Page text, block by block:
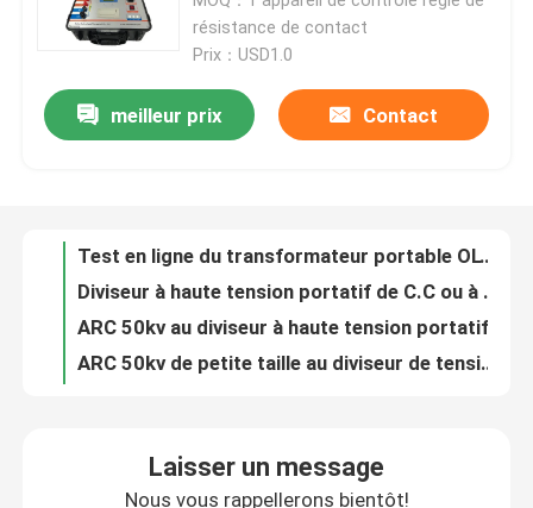
À propos de nous
Visite de l'usine
Nous contacter
Matériel d'essai au feu
résistance de contact
Prix：USD1.0
meilleur prix Contact
Test en ligne du transformateur portable OLTC sur charge
Le meilleur essayeur de tension claque d'huile de transformateur des prix 100kv de Bdv-II
Appareil de contrôle fiable 60kv 80kv 100kv de l'huile IEC60156 de laboratoire chaud de vente de BDV-I
Zja extérieur utilisant l'équipement de filtrage d'huile isolante de transformateur
Laisser un message
Nous vous rappellerons bientôt!